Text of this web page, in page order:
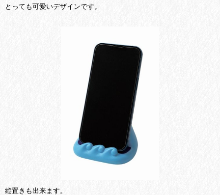
とっても可愛いデザインです。
縦置きも出来ます。